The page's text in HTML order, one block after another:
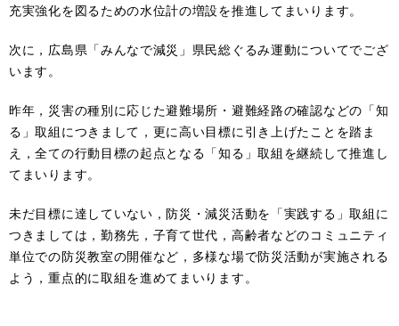
充実強化を図るための水位計の増設を推進してまいります。
次に，広島県「みんなで減災」県民総ぐるみ運動についてでござ
います。
昨年，災害の種別に応じた避難場所・避難経路の確認などの「知
る」取組につきまして，更に高い目標に引き上げたことを踏ま
え，全ての行動目標の起点となる「知る」取組を継続して推進し
てまいります。
未だ目標に達していない，防災・減災活動を「実践する」取組に
つきましては，勤務先，子育て世代，高齢者などのコミュニティ
単位での防災教室の開催など，多様な場で防災活動が実施される
よう，重点的に取組を進めてまいります。